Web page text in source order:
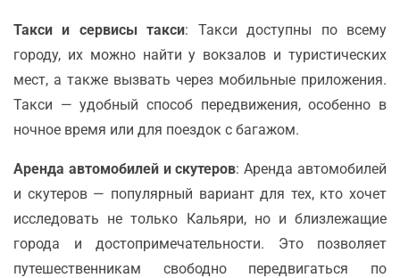
Такси и сервисы такси: Такси доступны по всему
городу, их можно найти у вокзалов и туристических
мест, а также вызвать через мобильные приложения.
Такси — удобный способ передвижения, особенно в
ночное время или для поездок с багажом.
Аренда автомобилей и скутеров: Аренда автомобилей
и скутеров — популярный вариант для тех, кто хочет
исследовать не только Кальяри, но и близлежащие
города и достопримечательности. Это позволяет
путешественникам свободно передвигаться по